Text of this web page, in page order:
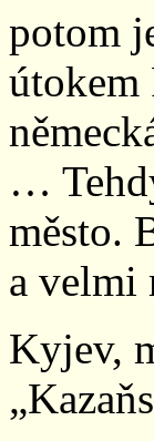
potom
útokem
…
město.
a velmi
Kyjev,